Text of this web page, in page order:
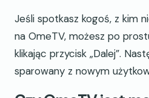
Jeśli spotkasz kogoś, z kim
na OmeTV, możesz po
klikając przycisk „Dalej”.
sparowany z nowym